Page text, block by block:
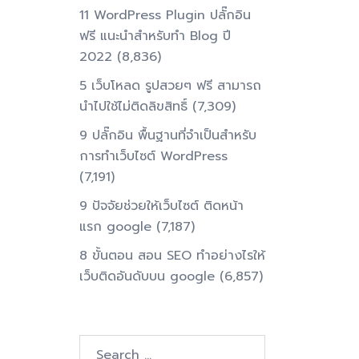
11 WordPress Plugin ปลั๊กอิน
ฟรี แนะนำสำหรับทำ Blog ปี
2022 (8,836)
5 เว็บโหลด รูปสวยๆ ฟรี สามารถ
นำไปใช้ไม่ติดลิขสิทธิ์ (7,309)
9 ปลั๊กอิน พื้นฐานที่จำเป็นสำหรับ
การทําเว็บไซต์ WordPress
(7,191)
9 ปัจจัยช่วยให้เว็บไซต์ ติดหน้า
แรก google (7,187)
8 ขั้นตอน สอน SEO ทําอย่างไรให้
เว็บติดอันดับบน google (6,857)